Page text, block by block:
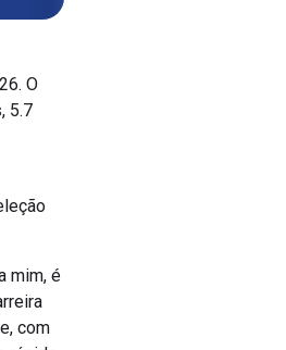
O
5.7
mim, é
com